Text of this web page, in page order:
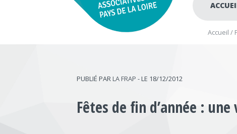
Accueil /
PUBLIÉ PAR LA FRAP - LE 18/12/2012
Fêtes de fin d’année :